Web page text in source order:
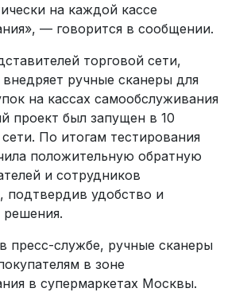
на каждой кассе
— говорится в сообщении.
торговой сети,
ручные сканеры для
на кассах самообслуживания
проект был запущен в 10
По итогам тестирования
положительную обратную
и сотрудников
подтвердив удобство и
решения.
пресс-службе, ручные сканеры
в зоне
в супермаркетах Москвы.